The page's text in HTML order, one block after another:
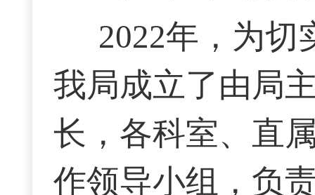
2022年， 为切
我局成立了由局
长，各科室、直
作领导小组，负